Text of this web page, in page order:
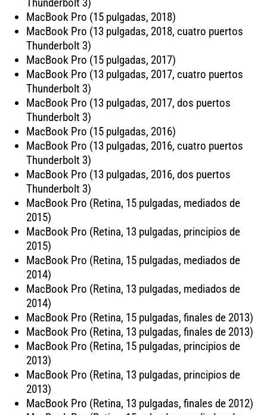
MacBook Pro (15 pulgadas, 2018)
MacBook Pro (13 pulgadas, 2018, cuatro puertos
Thunderbolt 3)
MacBook Pro (15 pulgadas, 2017)
MacBook Pro (13 pulgadas, 2017, cuatro puertos
Thunderbolt 3)
MacBook Pro (13 pulgadas, 2017, dos puertos
Thunderbolt 3)
MacBook Pro (15 pulgadas, 2016)
MacBook Pro (13 pulgadas, 2016, cuatro puertos
Thunderbolt 3)
MacBook Pro (13 pulgadas, 2016, dos puertos
Thunderbolt 3)
MacBook Pro (Retina, 15 pulgadas, mediados de
2015)
MacBook Pro (Retina, 13 pulgadas, principios de
2015)
MacBook Pro (Retina, 15 pulgadas, mediados de
2014)
MacBook Pro (Retina, 13 pulgadas, mediados de
2014)
MacBook Pro (Retina, 15 pulgadas, finales de 2013)
MacBook Pro (Retina, 13 pulgadas, finales de 2013)
MacBook Pro (Retina, 15 pulgadas, principios de
2013)
MacBook Pro (Retina, 13 pulgadas, principios de
2013)
MacBook Pro (Retina, 13 pulgadas, finales de 2012)